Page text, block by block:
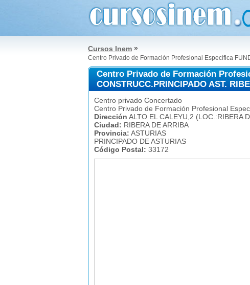
Cursos Inem »
Centro Privado de Formación Profesional Específica
Centro Privado de Formación
CONSTRUCC.PRINCIPADO AST.
Centro privado Concertado
Centro Privado de Formación Profesional
Dirección ALTO EL CALEYU,2 (LOC.:RIBERA
Ciudad: RIBERA DE ARRIBA
Provincia: ASTURIAS
PRINCIPADO DE ASTURIAS
Código Postal: 33172